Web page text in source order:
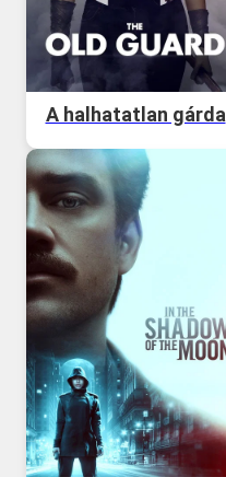
A halhatatlan gárda